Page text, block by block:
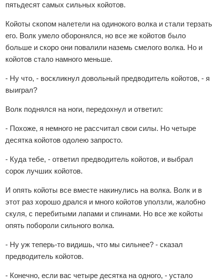
пятьдесят самых сильных койотов.
Койоты скопом налетели на одинокого волка и стали терзать
его. Волк умело оборонялся, но все же койотов было
больше и скоро они повалили наземь смелого волка. Но и
койотов стало намного меньше.
- Ну что, - воскликнул довольный предводитель койотов, - я
выиграл?
Волк поднялся на ноги, передохнул и ответил:
- Похоже, я немного не рассчитал свои силы. Но четыре
десятка койотов одолею запросто.
- Куда тебе, - ответил предводитель койотов, и выбрал
сорок лучших койотов.
И опять койоты все вместе накинулись на волка. Волк и в
этот раз хорошо дрался и много койотов уползли, жалобно
скуля, с перебитыми лапами и спинами. Но все же койоты
опять побороли сильного волка.
- Ну уж теперь-то видишь, что мы сильнее? - сказал
предводитель койотов.
- Конечно, если вас четыре десятка на одного, - устало